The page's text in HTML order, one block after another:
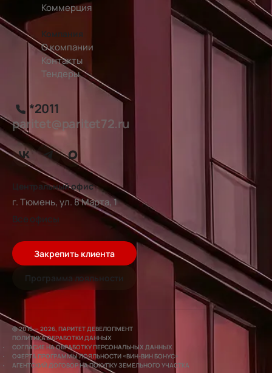
Коммерция
Компания
О компании
Контакты
Тендеры
*2011
paritet@paritet72.ru
Центральный офис
г. Тюмень, ул. 8 Марта, 1
Все офисы
Закрепить клиента
Программа лояльности
© 2016 — 2026, ПАРИТЕТ ДЕВЕЛОПМЕНТ
ПОЛИТИКА ОБРАБОТКИ ДАННЫХ
СОГЛАСИЕ НА ОБРАБОТКУ ПЕРСОНАЛЬНЫХ ДАННЫХ
ОФЕРТА ПРОГРАММЫ ЛОЯЛЬНОСТИ «ВИН-ВИН БОНУС»
АГЕНТСКИЙ ДОГОВОР НА ПОКУПКУ ЗЕМЕЛЬНОГО УЧАСТКА